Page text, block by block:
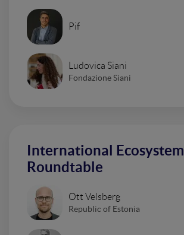
Pif
Ludovica Siani
Fondazione Siani
International Ecosystem
Roundtable
Ott Velsberg
Republic of Estonia